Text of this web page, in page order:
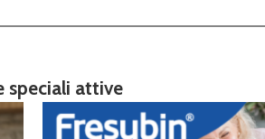
speciali attive